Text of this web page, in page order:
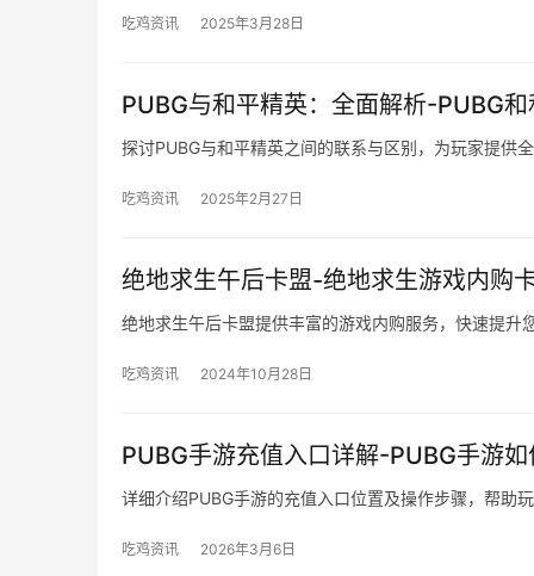
吃鸡资讯 2025年3月28日
PUBG与和平精英：全面解析-PUBG
探讨PUBG与和平精英之间的联系与区别，为玩家提供
吃鸡资讯 2025年2月27日
绝地求生午后卡盟-绝地求生游戏内购
绝地求生午后卡盟提供丰富的游戏内购服务，快速提升
吃鸡资讯 2024年10月28日
PUBG手游充值入口详解-PUBG手游
详细介绍PUBG手游的充值入口位置及操作步骤，帮助
吃鸡资讯 2026年3月6日